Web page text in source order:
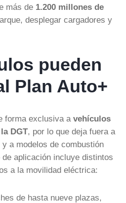
más de 1.200 millones de
desplegar cargadores y
pueden
Plan Auto+
forma exclusiva a vehículos
DGT, por lo que deja fuera a
a modelos de combustión
aplicación incluye distintos
a la movilidad eléctrica:
de hasta nueve plazas,